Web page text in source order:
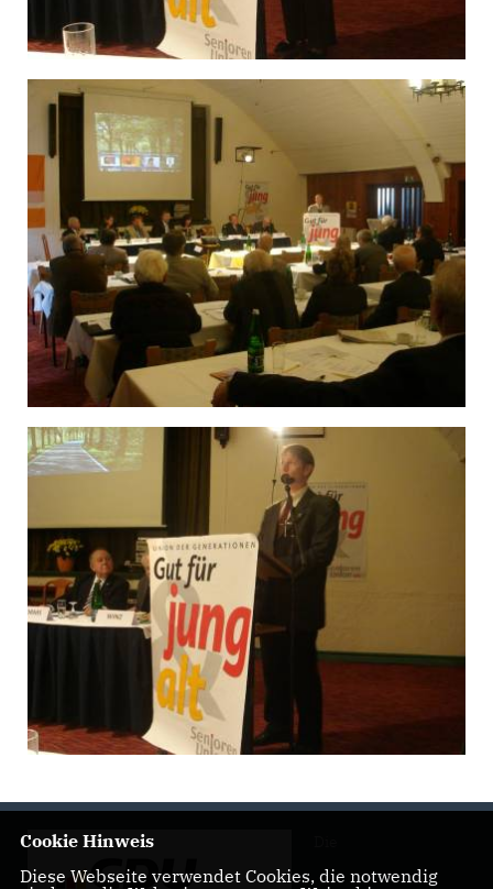
Cookie Hinweis
Diese Webseite verwendet Cookies, die notwendig